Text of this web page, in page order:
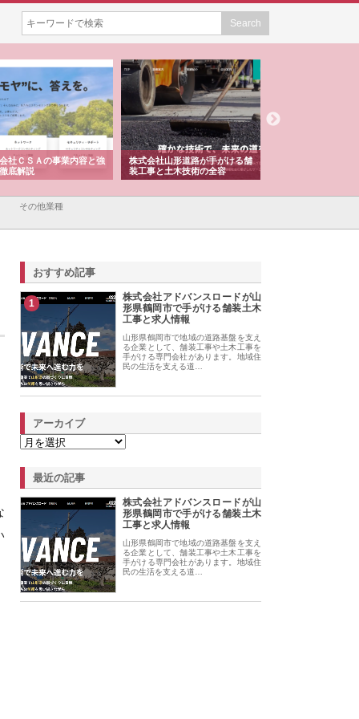
社ＣＳＡの事業内容と強
底解説
株式会社山形道路が手がける舗
装工事と土木技術の全容
その他業種
おすすめ記事
1
株式会社アドバンスロードが山
形県鶴岡市で手がける舗装土木
工事と求人情報
山形県鶴岡市で地域の道路基盤を支え
る企業として、舗装工事や土木工事を
手がける専門会社があります。地域住
民の生活を支える道…
アーカイブ
最近の記事
株式会社アドバンスロードが山
形県鶴岡市で手がける舗装土木
工事と求人情報
山形県鶴岡市で地域の道路基盤を支え
る企業として、舗装工事や土木工事を
手がける専門会社があります。地域住
民の生活を支える道…